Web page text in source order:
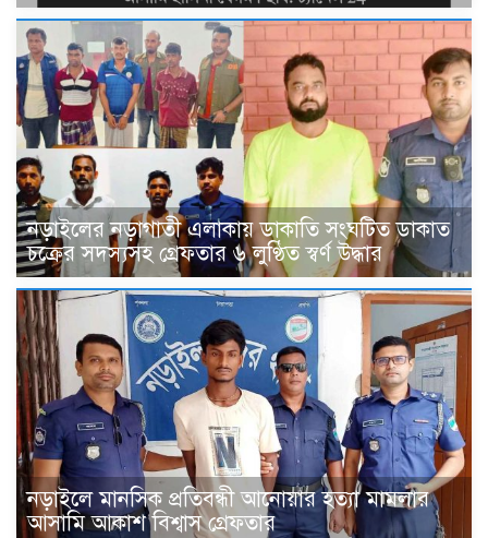
নড়াইলের নড়াগাতী এলাকায় ডাকাতি সংঘটিত ডাকাত
চক্রের সদস্যসহ গ্রেফতার ৬ লুণ্ঠিত স্বর্ণ উদ্ধার
নড়াইলে মানসিক প্রতিবন্ধী আনোয়ার হত্যা মামলার
আসামি আকাশ বিশ্বাস গ্রেফতার